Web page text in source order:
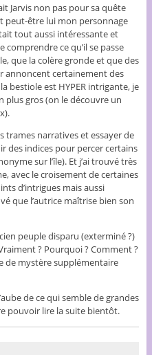
Jarvis non pas pour sa quête
peut-être lui mon personnage
tout aussi intéressante et
ce qu’il se passe
que la colère gronde et que des
annoncent certainement des
bestiole est HYPER intrigante, je
plus gros (on le découvre un
trames narratives et essayer de
des indices pour percer certains
sur l’île). Et j’ai trouvé très
avec le croisement de certaines
d’intrigues mais aussi
que l’autrice maîtrise bien son
peuple disparu (exterminé ?)
? Pourquoi ? Comment ?
de mystère supplémentaire
de ce qui semble de grandes
pouvoir lire la suite bientôt.